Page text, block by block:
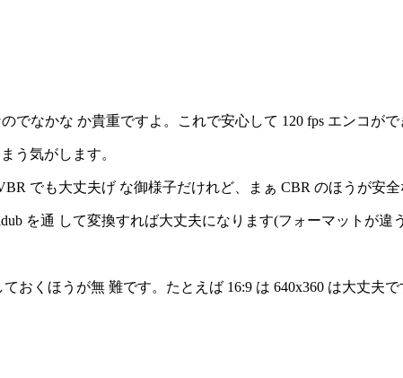
でなかな か貴重ですよ。これで安心して 120 fps エンコがで
う気がします。
でも大丈夫げ な御様子だけれど、まぁ CBR のほうが安全
を通 して変換すれば大丈夫になります(フォーマットが違
おくほうが無 難です。たとえば 16:9 は 640x360 は大丈夫